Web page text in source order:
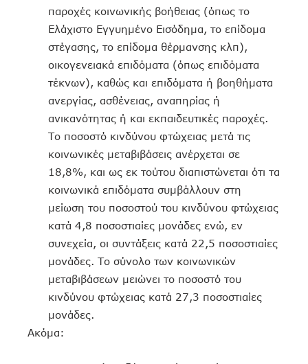
παροχές κοινωνικής βοήθειας (όπως το
Ελάχιστο Εγγυημένο Εισόδημα, το επίδομα
στέγασης, το επίδομα θέρμανσης κλπ),
οικογενειακά επιδόματα (όπως επιδόματα
τέκνων), καθώς και επιδόματα ή βοηθήματα
ανεργίας, ασθένειας, αναπηρίας ή
ανικανότητας ή και εκπαιδευτικές παροχές.
Το ποσοστό κινδύνου φτώχειας μετά τις
κοινωνικές μεταβιβάσεις ανέρχεται σε
18,8%, και ως εκ τούτου διαπιστώνεται ότι τα
κοινωνικά επιδόματα συμβάλλουν στη
μείωση του ποσοστού του κινδύνου φτώχειας
κατά 4,8 ποσοστιαίες μονάδες ενώ, εν
συνεχεία, οι συντάξεις κατά 22,5 ποσοστιαίες
μονάδες. Το σύνολο των κοινωνικών
μεταβιβάσεων μειώνει το ποσοστό του
κινδύνου φτώχειας κατά 27,3 ποσοστιαίες
μονάδες.
Ακόμα: